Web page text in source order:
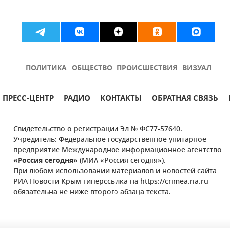
ПОЛИТИКА ОБЩЕСТВО ПРОИСШЕСТВИЯ ВИЗУАЛ
ПРЕСС-ЦЕНТР РАДИО КОНТАКТЫ ОБРАТНАЯ СВЯЗЬ
Свидетельство о регистрации Эл № ФС77-57640.
Учредитель: Федеральное государственное унитарное
предприятие Международное информационное агентство
«Россия сегодня» (МИА «Россия сегодня»).
При любом использовании материалов и новостей сайта
РИА Новости Крым гиперссылка на https://crimea.ria.ru
обязательна не ниже второго абзаца текста.